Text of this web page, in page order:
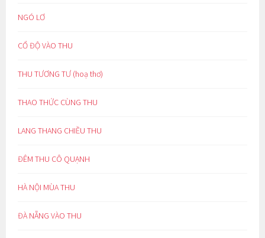
NGÓ LƠ
CỔ ĐỘ VÀO THU
THU TƯƠNG TƯ (hoạ thơ)
THAO THỨC CÙNG THU
LANG THANG CHIỀU THU
ĐÊM THU CÔ QUẠNH
HÀ NỘI MÙA THU
ĐÀ NẴNG VÀO THU